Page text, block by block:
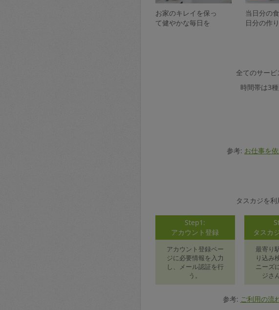
お家のキレイを保っ
て健やかな毎日を
当日分の
日分の作
全てのサービ
時間帯は3
参考: お仕事を
タスカジを
Step1:
アカウント登録
アカウント登録ペー
ジに必要情報を入力
し、メール認証を行
う。
タスカ
最寄り
り込み
ニーズ
ジさ
参考: ご利用の流